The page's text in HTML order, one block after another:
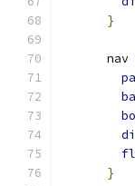
}
      nav
}